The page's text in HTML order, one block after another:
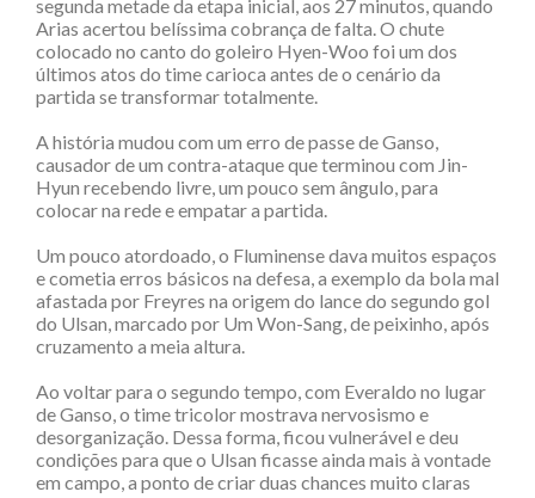
segunda metade da etapa inicial, aos 27 minutos, quando
Arias acertou belíssima cobrança de falta. O chute
colocado no canto do goleiro Hyen-Woo foi um dos
últimos atos do time carioca antes de o cenário da
partida se transformar totalmente.
A história mudou com um erro de passe de Ganso,
causador de um contra-ataque que terminou com Jin-
Hyun recebendo livre, um pouco sem ângulo, para
colocar na rede e empatar a partida.
Um pouco atordoado, o Fluminense dava muitos espaços
e cometia erros básicos na defesa, a exemplo da bola mal
afastada por Freyres na origem do lance do segundo gol
do Ulsan, marcado por Um Won-Sang, de peixinho, após
cruzamento a meia altura.
Ao voltar para o segundo tempo, com Everaldo no lugar
de Ganso, o time tricolor mostrava nervosismo e
desorganização. Dessa forma, ficou vulnerável e deu
condições para que o Ulsan ficasse ainda mais à vontade
em campo, a ponto de criar duas chances muito claras